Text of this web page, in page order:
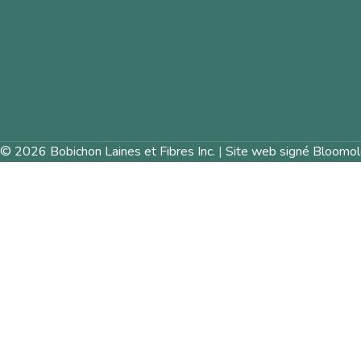
© 2026 Bobichon Laines et Fibres Inc. | Site web signé